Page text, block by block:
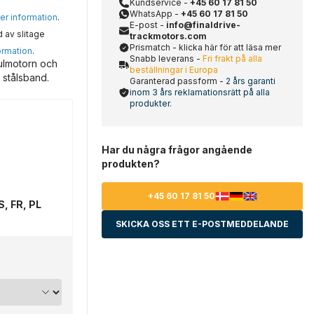
information.
av slitage
.
och
FR, PL
Kundservice - +45 60 17 81 50
WhatsApp - +45 60 17 81 50
E-post - info@finaldrive-
trackmotors.com
Prismatch - klicka här för att läsa mer
Snabb leverans - Fri frakt på alla
beställningar i Europa
Garanterad passform - 2 års garanti
inom 3 års reklamationsrätt på alla
produkter.
Har du några frågor angående
produkten?
+45 60 17 81 50
SKICKA OSS ETT E-POSTMEDDELANDE